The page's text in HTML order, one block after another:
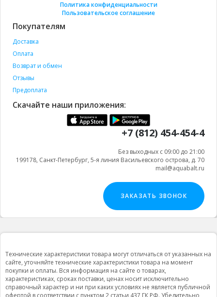
Политика конфиденциальности
Пользовательское соглашение
Покупателям
Доставка
Оплата
Возврат и обмен
Отзывы
Предоплата
Скачайте наши приложения:
+7 (812) 454-454-4
Без выходных с 09:00 до 21:00
199178, Санкт-Петербург, 5-я линия Васильевского острова, д. 70
mail@aquabalt.ru
ЗАКАЗАТЬ ЗВОНОК
Технические характеристики товара могут отличаться от указанных на
сайте, уточняйте технические характеристики товара на момент
покупки и оплаты. Вся информация на сайте о товарах,
характеристиках, сроках поставки, ценах носит исключительно
справочный характер и ни при каких условиях не является публичной
офертой в соответствии с пунктом 2 статьи 437 ГК РФ. Убедительно